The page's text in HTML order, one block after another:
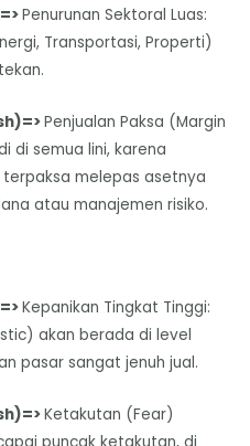
Penurunan Sektoral Luas:
Transportasi, Properti)
Penjualan Paksa (Margin
di semua lini, karena
melepas asetnya
atau manajemen risiko.
Kepanikan Tingkat Tinggi:
akan berada di level
pasar sangat jenuh jual.
Ketakutan (Fear)